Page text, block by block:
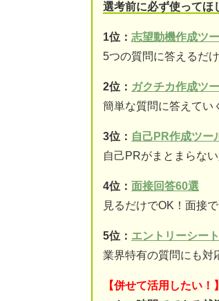
選考前に必ず使ってほ
1位： 志望動機作成ツ
5つの質問に答えるだ
2位： ガクチカ作成ツ
簡単な質問に答えてい
3位： 自己PR作成ツー
自己PRがまとまらな
4位： 面接回答60選
見るだけでOK！面接
5位： エントリーシー
業界特有の質問にも対
【併せて活用したい！】